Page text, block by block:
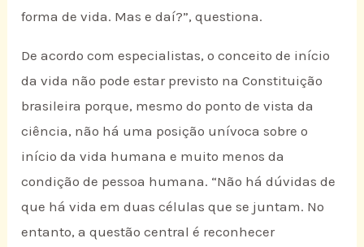
forma de vida. Mas e daí?”, questiona.
De acordo com especialistas, o conceito de início
da vida não pode estar previsto na Constituição
brasileira porque, mesmo do ponto de vista da
ciência, não há uma posição unívoca sobre o
início da vida humana e muito menos da
condição de pessoa humana. “Não há dúvidas de
que há vida em duas células que se juntam. No
entanto, a questão central é reconhecer